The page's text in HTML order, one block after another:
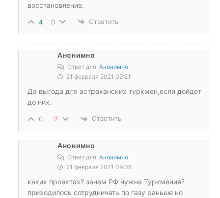
восстановление.
4 0 Ответить
Анонимно
Ответ для Анонимно
21 февраля 2021 02:21
Да выгода для астраханских туркмен,если дойдет
до них.
0 -2 Ответить
Анонимно
Ответ для Анонимно
21 февраля 2021 09:08
каких проектах? зачем РФ нужна Туркмения?
приходилось сотрудничать по газу раньше но